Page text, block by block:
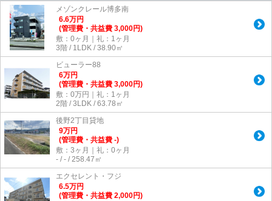
メゾンクレール博多南
6.6万円
(管理費・共益費 3,000円)
敷：0ヶ月｜礼：1ヶ月
3階 / 1LDK / 38.90㎡
ビューラー88
6万円
(管理費・共益費 3,000円)
敷：0万円｜礼：1ヶ月
2階 / 3LDK / 63.78㎡
後野2丁目貸地
9万円
(管理費・共益費 -)
敷：3ヶ月｜礼：0ヶ月
- / - / 258.47㎡
エクセレント・フジ
6.5万円
(管理費・共益費 2,000円)